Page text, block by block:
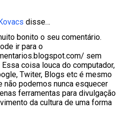
disse…
bonito o seu comentário.
ir para o
sem
coisa louca do computador,
Twiter, Blogs etc é mesmo
não podemos nunca esquecer
ferramentas para divulgação
da cultura de uma forma